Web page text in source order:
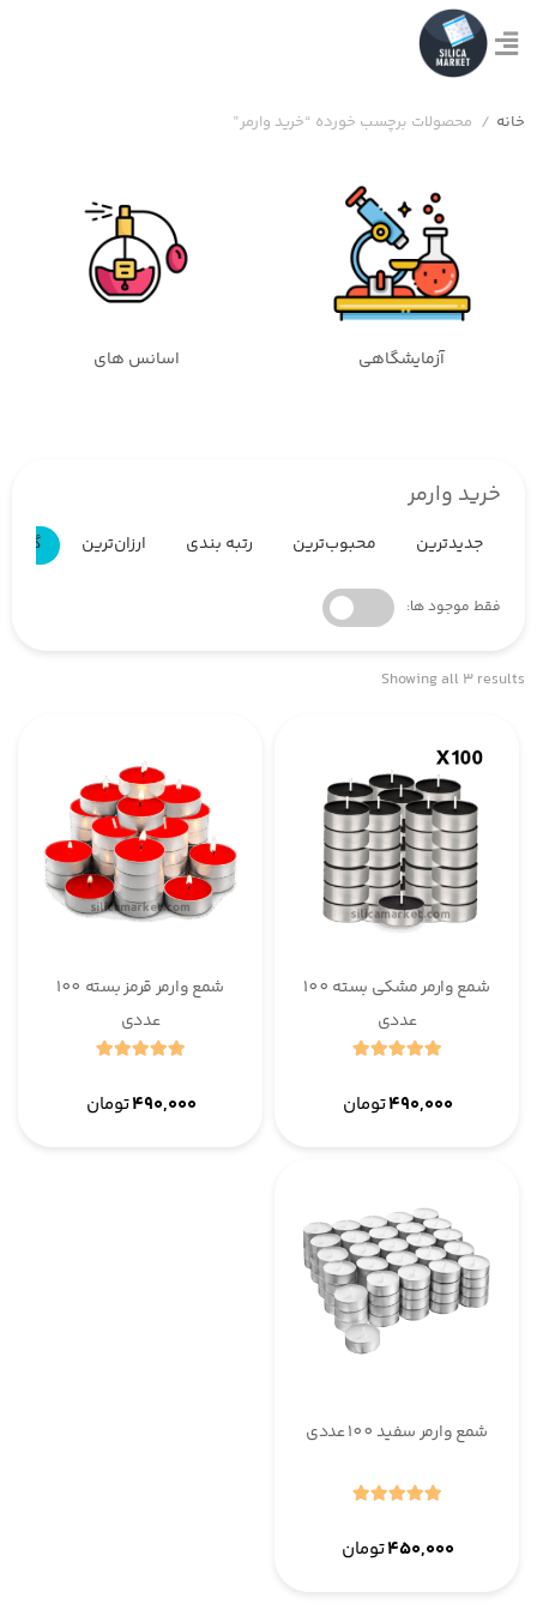
خانه / محصولات برچسب خورده “خرید وارمر”
آزمایشگاهی اسانس های
خرید وارمر
جدیدترین محبوب‌ترین رتبه بندی ارزان‌ترین
فقط موجود ها:
Showing all 3 results
شمع وارمر مشکی بسته 100
عددی
تومان۴۹۰,۰۰۰
شمع وارمر قرمز بسته 100
عددی
تومان۴۹۰,۰۰۰
شمع وارمر سفید 100 عددی
تومان۴۵۰,۰۰۰